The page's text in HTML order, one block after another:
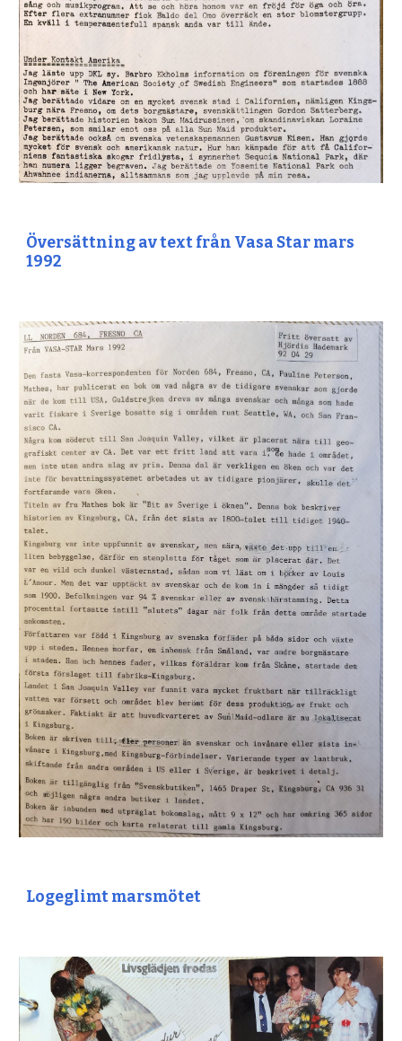
Översättning av text från Vasa Star mars
1992
Logeglimt marsmötet